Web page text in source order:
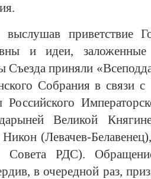
приветствие
и идеи,
Съезда приняли
Собрания в связи
Российского
Великой
(Левачев-
Совета РДС).
в очередной раз,